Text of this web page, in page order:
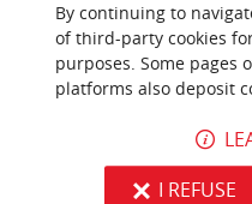
@Sirtaqui
By continuing to
of third-party cookies
purposes. Some pages
platforms also deposit
I REFUSE